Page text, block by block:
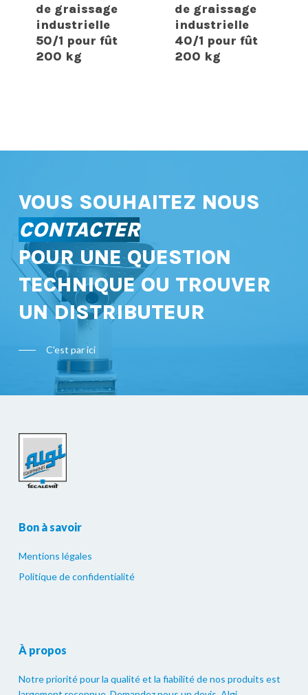
de graissage
industrielle
50/1 pour fût
200 kg
de graissage
industrielle
40/1 pour fût
200 kg
VOUS SOUHAITEZ NOUS
CONTACTER
POUR UNE QUESTION
TECHNIQUE OU TROUVER
UN DISTRIBUTEUR
C'est par ici
Bon à savoir
Mentions légales
Politique de confidentialité
À propos
Notre priorité pour la qualité et la fiabilité de nos produits est